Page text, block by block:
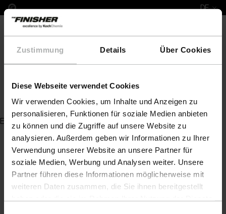
Zustimmung Details Über Cookies
Diese Webseite verwendet Cookies
Wir verwenden Cookies, um Inhalte und Anzeigen zu
personalisieren, Funktionen für soziale Medien anbieten
zu können und die Zugriffe auf unsere Website zu
analysieren. Außerdem geben wir Informationen zu Ihrer
Verwendung unserer Website an unsere Partner für
soziale Medien, Werbung und Analysen weiter. Unsere
Partner führen diese Informationen möglicherweise mit
weiteren Daten zusammen, die Sie ihnen bereitgestellt
DE
1K-Nano
Es wurde kein Artikel zu Ihrer Anfrage gefunden